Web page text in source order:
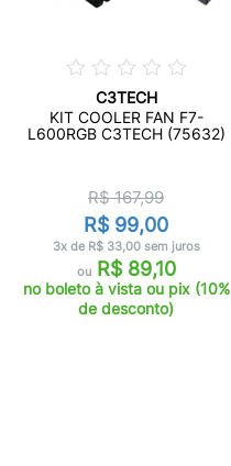
C3TECH
KIT COOLER FAN F7-
L600RGB C3TECH (75632)
R$ 167,99
R$ 99,00
3x de R$ 33,00 sem juros
ouR$ 89,10
no boleto à vista ou pix (10%
de desconto)